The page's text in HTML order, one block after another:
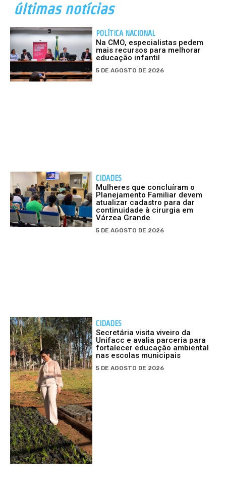
últimas notícias
POLÍTICA NACIONAL
Na CMO, especialistas pedem
mais recursos para melhorar
educação infantil
5 DE AGOSTO DE 2026
CIDADES
Mulheres que concluíram o
Planejamento Familiar devem
atualizar cadastro para dar
continuidade à cirurgia em
Várzea Grande
5 DE AGOSTO DE 2026
CIDADES
Secretária visita viveiro da
Unifacc e avalia parceria para
fortalecer educação ambiental
nas escolas municipais
5 DE AGOSTO DE 2026